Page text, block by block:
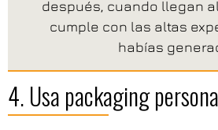
después, cuando llegan
cumple con las altas
habías
4. Usa packaging